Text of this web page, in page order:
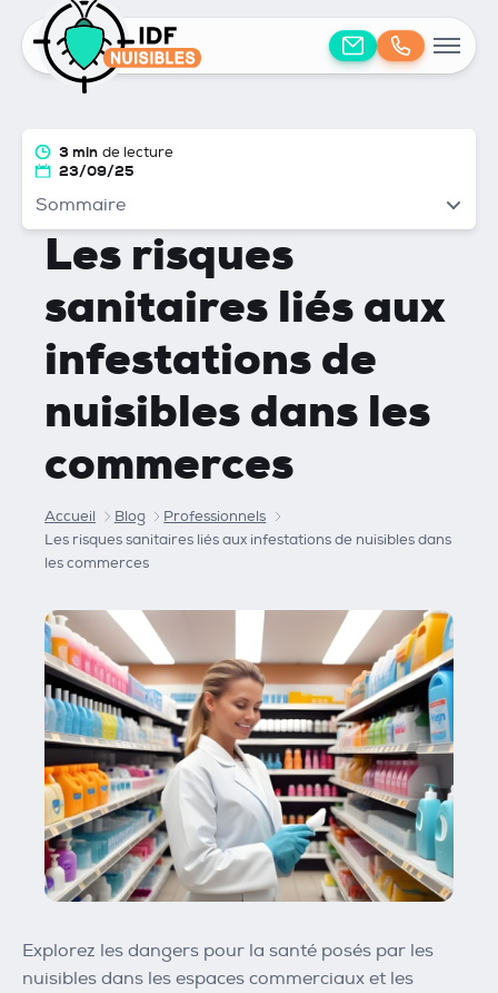
3 min de lecture
23/09/25
Sommaire
Les risques
sanitaires liés aux
infestations de
nuisibles dans les
commerces
Accueil Blog
Professionnels
Les risques sanitaires liés aux infestations de nuisibles dans
les commerces
Explorez les dangers pour la santé posés par les
nuisibles dans les espaces commerciaux et les